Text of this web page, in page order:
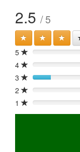
2.5 / 5
5 0%
4
0%
3
20%
2
0%
1
0%